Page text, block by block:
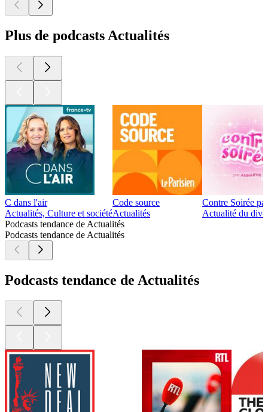
Plus de podcasts Actualités
C dans l'air
Actualités, Culture et société
Code source
Actualités
Contre Soirée
Actualité du
Podcasts tendance de Actualités
Podcasts tendance de Actualités
Podcasts tendance de Actualités